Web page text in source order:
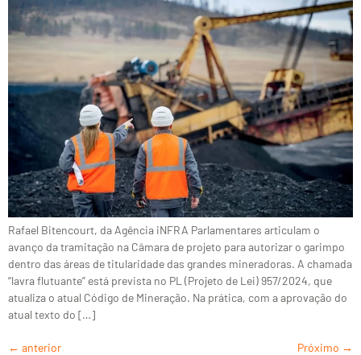
Rafael Bitencourt, da Agência iNFRA Parlamentares articulam o
avanço da tramitação na Câmara de projeto para autorizar o garimpo
dentro das áreas de titularidade das grandes mineradoras. A chamada
“lavra flutuante” está prevista no PL (Projeto de Lei) 957/2024, que
atualiza o atual Código de Mineração. Na prática, com a aprovação do
atual texto do […]
← anterior Próximo →